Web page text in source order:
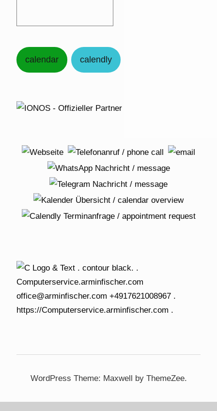
calendar calendly
WordPress Theme: Maxwell by ThemeZee.